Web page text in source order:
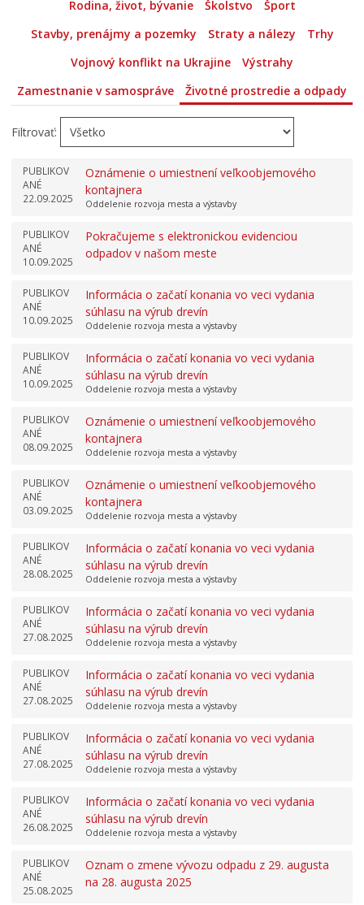
Rodina, život, bývanie
Školstvo
Šport
Stavby, prenájmy a pozemky
Straty a nálezy
Trhy
Vojnový konflikt na Ukrajine
Výstrahy
Zamestnanie v samospráve
Životné prostredie a odpady
Filtrovať:
PUBLIKOV
ANÉ
22.09.2025
Oznámenie o umiestnení veľkoobjemového
kontajnera
Oddelenie rozvoja mesta a výstavby
PUBLIKOV
ANÉ
10.09.2025
Pokračujeme s elektronickou evidenciou
odpadov v našom meste
PUBLIKOV
ANÉ
10.09.2025
Informácia o začatí konania vo veci vydania
súhlasu na výrub drevín
Oddelenie rozvoja mesta a výstavby
PUBLIKOV
ANÉ
10.09.2025
Informácia o začatí konania vo veci vydania
súhlasu na výrub drevín
Oddelenie rozvoja mesta a výstavby
PUBLIKOV
ANÉ
08.09.2025
Oznámenie o umiestnení veľkoobjemového
kontajnera
Oddelenie rozvoja mesta a výstavby
PUBLIKOV
ANÉ
03.09.2025
Oznámenie o umiestnení veľkoobjemového
kontajnera
Oddelenie rozvoja mesta a výstavby
PUBLIKOV
ANÉ
28.08.2025
Informácia o začatí konania vo veci vydania
súhlasu na výrub drevín
Oddelenie rozvoja mesta a výstavby
PUBLIKOV
ANÉ
27.08.2025
Informácia o začatí konania vo veci vydania
súhlasu na výrub drevín
Oddelenie rozvoja mesta a výstavby
PUBLIKOV
ANÉ
27.08.2025
Informácia o začatí konania vo veci vydania
súhlasu na výrub drevín
Oddelenie rozvoja mesta a výstavby
PUBLIKOV
ANÉ
27.08.2025
Informácia o začatí konania vo veci vydania
súhlasu na výrub drevín
Oddelenie rozvoja mesta a výstavby
PUBLIKOV
ANÉ
26.08.2025
Informácia o začatí konania vo veci vydania
súhlasu na výrub drevín
Oddelenie rozvoja mesta a výstavby
PUBLIKOV
ANÉ
25.08.2025
Oznam o zmene vývozu odpadu z 29. augusta
na 28. augusta 2025